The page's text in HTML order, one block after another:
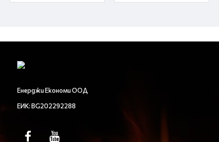
Енерджи Економи ООД
ЕИК: BG202292288